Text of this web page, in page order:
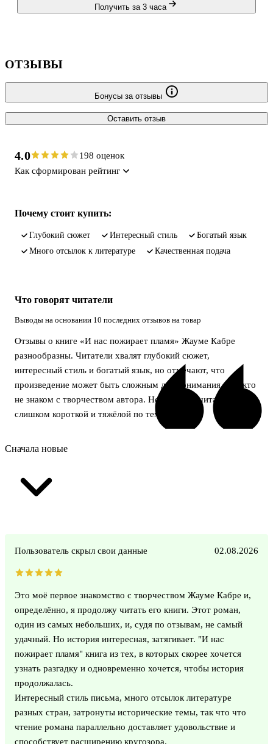
Получить за 3 часа
ОТЗЫВЫ
Бонусы за отзывы
Оставить отзыв
4.0
198 оценок
Как сформирован рейтинг
Почему стоит купить:
глубокий сюжет интересный стиль
богатый язык
много отсылок к литературе
качественная подача
Что говорят читатели
Выводы на основании 10 последних отзывов на товар
Отзывы о книге «И нас пожирает пламя» Жауме Кабре
разнообразны. Читатели хвалят глубокий сюжет,
интересный стиль и богатый язык, но отмечают, что
произведение может быть сложным для понимания тем, кто
не знаком с творчеством автора. Некоторые считают книгу
слишком короткой и тяжёлой по тематике.
Сначала новые
Пользователь скрыл свои данные 02.08.2026
Это моё первое знакомство с творчеством Жауме Кабре и,
определённо, я продолжу читать его книги. Этот роман,
один из самых небольших, и, судя по отзывам, не самый
удачный. Но история интересная, затягивает. "И нас
пожирает пламя" книга из тех, в которых скорее хочется
узнать разгадку и одновременно хочется, чтобы история
продолжалась.
Интересный стиль письма, много отсылок литературе
разных стран, затронуты исторические темы, так что что
чтение романа параллельно доставляет удовольствие и
способствует расширению кругозора.